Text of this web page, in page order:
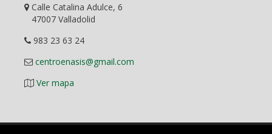
Calle Catalina Adulce, 6
47007 Valladolid
983 23 63 24
centroenasis@gmail.com
Ver mapa